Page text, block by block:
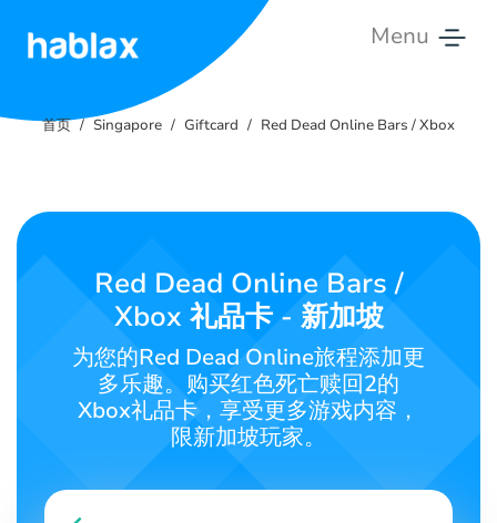
Menu
服
首页 Singapore Giftcard Red Dead Online Bars / Xbox
Red Dead Online Bars /
Xbox 礼品卡 - 新加坡
为您的Red Dead Online旅程添加更
多乐趣。购买红色死亡赎回2的
Xbox礼品卡，享受更多游戏内容，
限新加坡玩家。